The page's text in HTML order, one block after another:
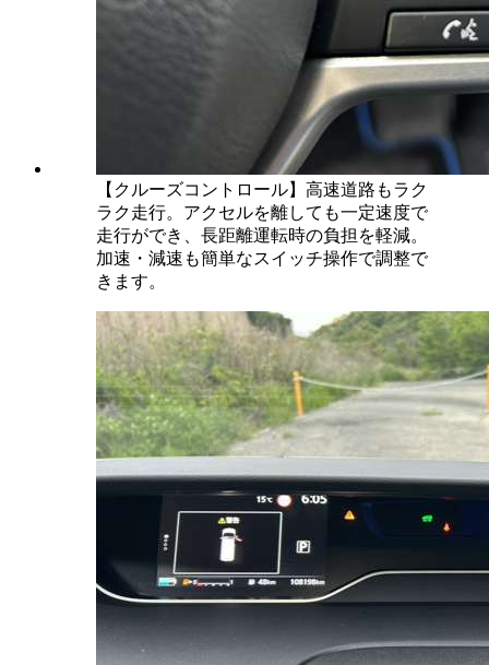
【クルーズコントロール】高速道路もラク
ラク走行。アクセルを離しても一定速度で
走行ができ、長距離運転時の負担を軽減。
加速・減速も簡単なスイッチ操作で調整で
きます。